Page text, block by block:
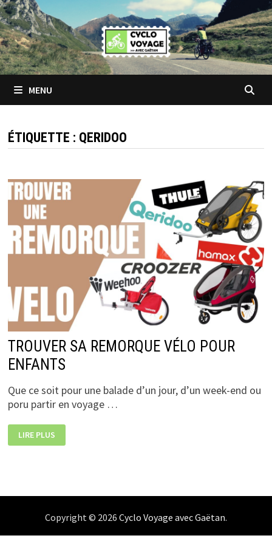
Passer
au
contenu
MENU
ÉTIQUETTE : QERIDOO
TROUVER SA REMORQUE VÉLO POUR
ENFANTS
Que ce soit pour une balade d’un jour, d’un week-end ou
poru partir en voyage …
TROUVER
SA
REMORQUE
LIRE PLUS
Copyright © 2026 Cyclo Voyage avec Gaëtan.